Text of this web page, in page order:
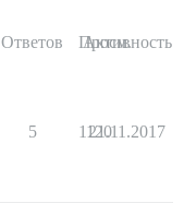
Ответов Просм.
Активность
5 1120
21.11.2017